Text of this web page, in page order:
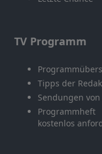
TV Programm
Tipps der
Sendungen von
Programmheft
kostenlos